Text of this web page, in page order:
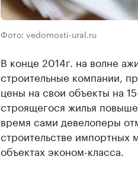
Фото: vedomosti-ural.ru
В конце 2014г. на волне
строительные компании,
цены на свои объекты на
строящегося жилья
время сами девелоперы
строительстве импортных
объектах эконом-класса.